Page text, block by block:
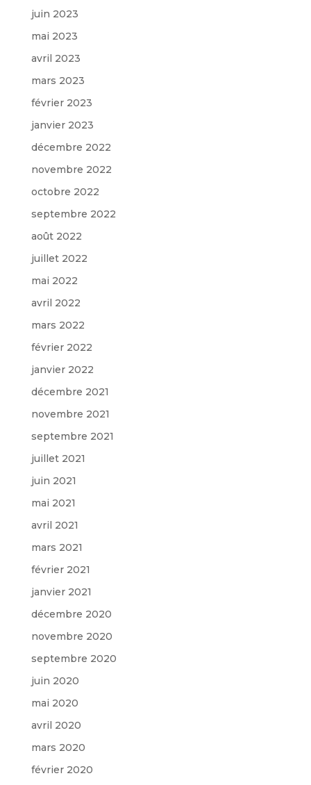
juin 2023
mai 2023
avril 2023
mars 2023
février 2023
janvier 2023
décembre 2022
novembre 2022
octobre 2022
septembre 2022
août 2022
juillet 2022
mai 2022
avril 2022
mars 2022
février 2022
janvier 2022
décembre 2021
novembre 2021
septembre 2021
juillet 2021
juin 2021
mai 2021
avril 2021
mars 2021
février 2021
janvier 2021
décembre 2020
novembre 2020
septembre 2020
juin 2020
mai 2020
avril 2020
mars 2020
février 2020